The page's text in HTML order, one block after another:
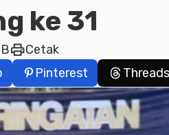
ke 31
printCetak
Pinterest Threads